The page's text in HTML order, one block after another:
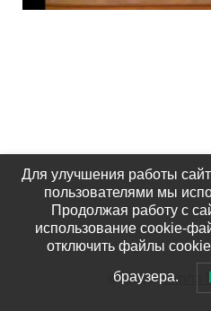
© 2026Школа
Для улучшения работы
пользователями мы
Продолжая работу с
использование cookie-
отключить файлы
браузера.